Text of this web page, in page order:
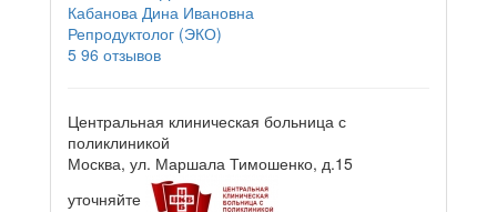
Кабанова Дина Ивановна
Репродуктолог (ЭКО)
5 96 отзывов
Центральная клиническая больница с
поликлиникой
Москва, ул. Маршала Тимошенко, д.15
уточняйте